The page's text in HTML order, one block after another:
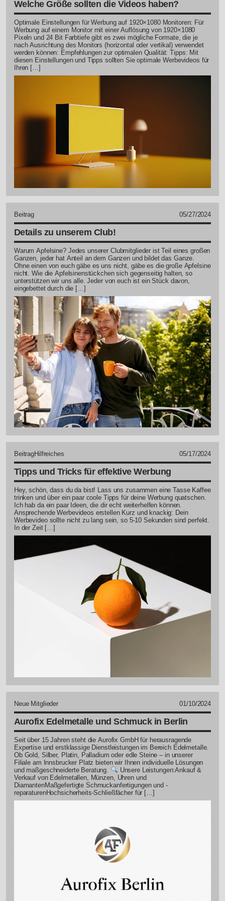
Welche Größe sollten die Videos haben?
Optimale Einstellungen für Werbung auf 1920×1080 Monitoren: Für
Werbung auf einem Monitor mit einer Auflösung von 1920×1080
Pixeln und 24 Bit Farbtiefe gibt es zwei mögliche Formate, die je
nach Ausrichtung des Monitors (horizontal oder vertikal) verwendet
werden können: Empfehlungen zur optimalen Qualität: Tipps: Mit
diesen Einstellungen und Tipps sollten Sie optimale Werbevideos für
Ihren […]
Beitrag 05/27/2024
Details zu unserem Club!
Warum Apfelsine? Jedes unserer Clubmitglieder ist Teil eines großen
Ganzen, jeder hat Anteil an dem Ganzen und bildet das Ganze.
Ohne einen von euch gäbe es uns nicht, gäbe es die große Apfelsine
nicht. Wie die Apfelsinenstückchen sich gegenseitig halten, so
unterstützen wir uns alle. Jeder von euch ist ein Stück davon,
eingebettet durch die […]
BeitragHilfreiches 05/17/2024
Tipps und Tricks für effektive Werbung
Hey, schön, dass du da bist! Lass uns zusammen eine Tasse Kaffee
trinken und über ein paar coole Tipps für deine Werbung quatschen.
Ich hab da ein paar Ideen, die dir echt weiterhelfen können.
Ansprechende Werbevideos erstellen Kurz und knackig: Dein
Werbevideo sollte nicht zu lang sein, so 5-10 Sekunden sind perfekt.
In der Zeit […]
Neue Mitglieder 01/10/2024
Aurofix Edelmetalle und Schmuck in Berlin
Seit über 15 Jahren steht die Aurofix GmbH für herausragende
Expertise und erstklassige Dienstleistungen im Bereich Edelmetalle.
Ob Gold, Silber, Platin, Palladium oder edle Steine – in unserer
Filiale am Innsbrucker Platz bieten wir Ihnen individuelle Lösungen
und maßgeschneiderte Beratung.
Unsere Leistungen:Ankauf &
Verkauf von Edelmetallen, Münzen, Uhren und
DiamantenMaßgefertigte Schmuckanfertigungen und -
reparaturenHochsicherheits-Schließfächer für […]